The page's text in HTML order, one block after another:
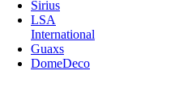
Sirius
LSA
International
Guaxs
DomeDeco